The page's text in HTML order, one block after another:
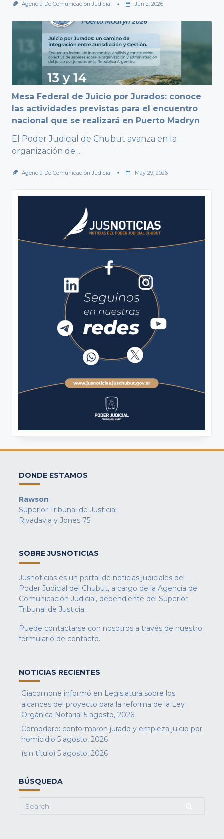
Agencia De Comunicación Judicial Jun 2, 2026
Mesa Federal de Juicio por Jurados: conoce
las actividades previstas para el encuentro
nacional que se realizará en Puerto Madryn
El Poder Judicial de Chubut avanza en la
organización de ...
Agencia De Comunicación Judicial May 29, 2026
DONDE ESTAMOS
Rawson
Superior Tribunal de Justicial
Rivadavia y Jones 75
SOBRE JUSNOTICIAS
Jusnoticias es un portal de noticias judiciales del
Poder Judicial del Chubut, a cargo de la Agencia de
Comunicación Judicial, dependiente del Superior
Tribunal de Justicia.
Puede contactarse con nosotros a través de nuestro
formulario de contacto.
NOTICIAS RECIENTES
Giacomone informó en Legislatura sobre los
alcances del proyecto para la reforma de la Ley
Orgánica Notarial 5 agosto, 2026
Comodoro: conformaron jurado y empieza juicio por
homicidio 5 agosto, 2026
(sin título) 5 agosto, 2026
BÚSQUEDA
Search